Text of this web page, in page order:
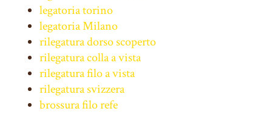
legatoria torino
legatoria Milano
rilegatura dorso scoperto
rilegatura colla a vista
rilegatura filo a vista
rilegatura svizzera
brossura filo refe